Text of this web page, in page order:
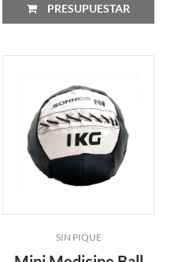
PRESUPUESTAR
SIN PIQUE